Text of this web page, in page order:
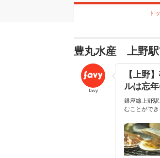
ト
豊丸水産 上野駅
favy
【上野
ルは忘
銀座線上野
むことがで